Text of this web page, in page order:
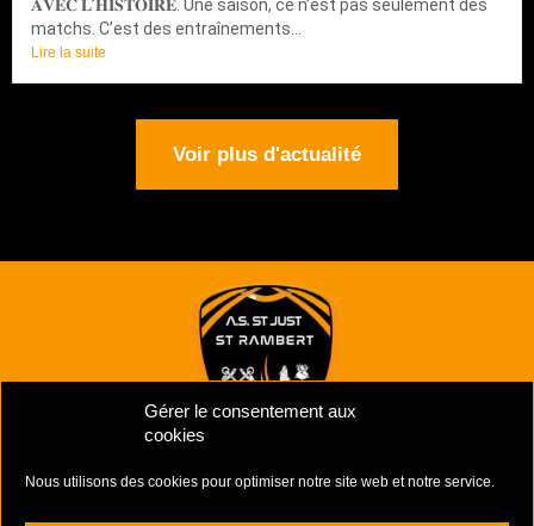
Gérer le consentement aux
cookies
Nous utilisons des cookies pour optimiser notre site web et notre service.
𝐀𝐕𝐄𝐂 𝐋’𝐇𝐈𝐒𝐓𝐎𝐈𝐑𝐄. Une saison, ce n’est pas seulement des
matchs. C’est des entraînements...
Lire la suite
Voir plus d'actualité
Mentions Légales –